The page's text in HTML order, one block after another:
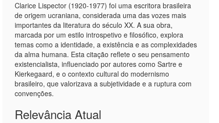
Clarice Lispector (1920-1977) foi uma escritora brasileira
de origem ucraniana, considerada uma das vozes mais
importantes da literatura do século XX. A sua obra,
marcada por um estilo introspetivo e filosófico, explora
temas como a identidade, a existência e as complexidades
da alma humana. Esta citação reflete o seu pensamento
existencialista, influenciado por autores como Sartre e
Kierkegaard, e o contexto cultural do modernismo
brasileiro, que valorizava a subjetividade e a ruptura com
convenções.
Relevância Atual